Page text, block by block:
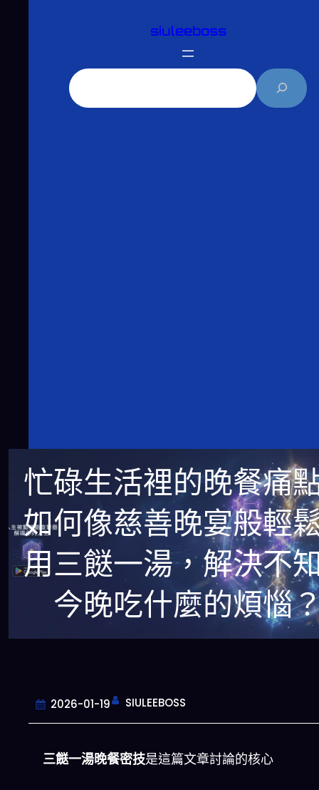
siuleeboss
忙碌生活裡的晚餐痛
如何像慈善晚宴般輕
用三餸一湯，解決不
今晚吃什麼的煩惱
2026-01-19 SIULEEBOSS
三餸一湯晚餐密技是這篇文章討論的核心